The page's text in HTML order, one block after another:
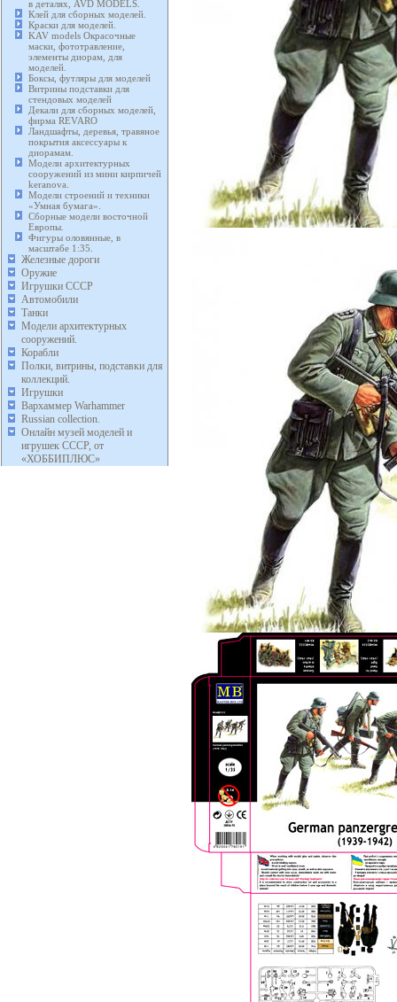
в деталях, AVD MODELS.
Клей для сборных моделей.
Краски для моделей.
KAV models Окрасочные
маски, фототравление,
элементы диорам, для
моделей.
Боксы, футляры для моделей
Витрины подставки для
стендовых моделей
Декали для сборных моделей,
фирма REVARO
Ландшафты, деревья, травяное
покрытия аксессуары к
диорамам.
Модели архитектурных
сооружений из мини кирпичей
keranova.
Модели строений и техники
«Умная бумага».
Сборные модели восточной
Европы.
Фигуры оловянные, в
масштабе 1:35.
Железные дороги
Оружие
Игрушки СССР
Автомобили
Танки
Модели архитектурных
сооружений.
Корабли
Полки, витрины, подставки для
коллекций.
Игрушки
Вархаммер Warhammer
Russian collection.
Онлайн музей моделей и
игрушек СССР, от
«ХОББИПЛЮС»